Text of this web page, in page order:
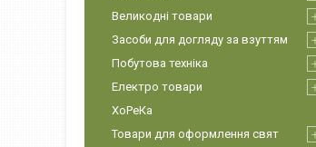
Великодні товари
Засоби для догляду за взуттям
Побутова техніка
Електро товари
ХоРеКа
Товари для оформлення свят